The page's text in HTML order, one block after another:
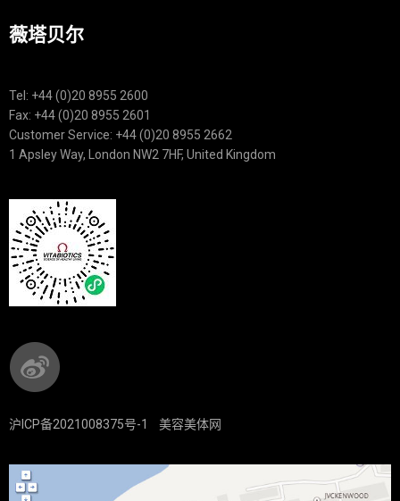
薇塔贝尔
Tel: +44 (0)20 8955 2600
Fax: +44 (0)20 8955 2601
Customer Service: +44 (0)20 8955 2662
1 Apsley Way, London NW2 7HF, United Kingdom
沪ICP备2021008375号-1 美容美体网